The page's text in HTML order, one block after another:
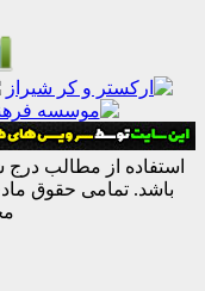
از مطالب درج شده در
حقوق مادی و معنوی
محفوظ است.